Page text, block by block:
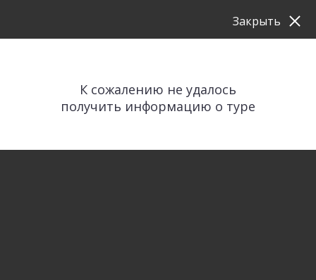
К сожалению не удалось
получить информацию о туре
Закрыть